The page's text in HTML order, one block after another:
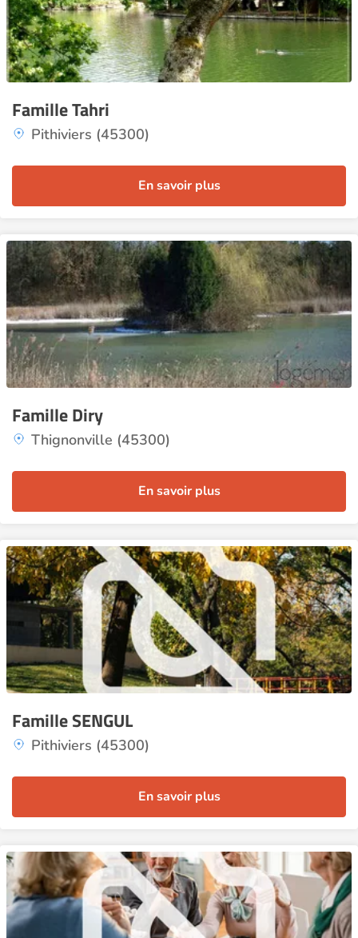
Famille Tahri
Pithiviers (45300)
En savoir plus
Famille Diry
Thignonville (45300)
En savoir plus
Famille SENGUL
Pithiviers (45300)
En savoir plus